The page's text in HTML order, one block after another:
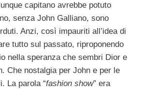
capitano avrebbe potuto
senza John Galliano, sono
Anzi, così impauriti all’idea di
tutto sul passato, riproponendo
nella speranza che sembri Dior e
Che nostalgia per John e per le
La parola “fashion show” era